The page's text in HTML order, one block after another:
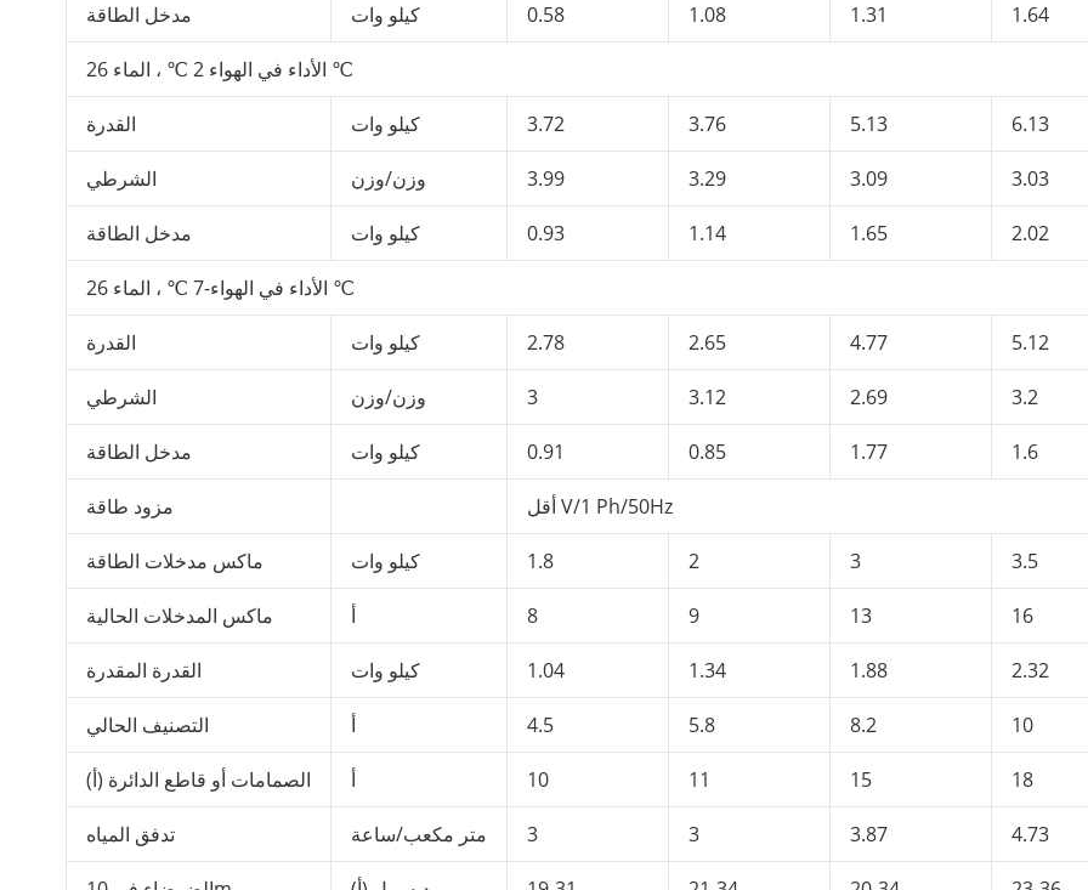
مدخل الطاقة كيلو وات 0.58 1.08 1.31 1.64
الأداء في الهواء 2 ℃ ، الماء 26 ℃
القدرة كيلو وات 3.72 3.76 5.13 6.13
الشرطي وزن/وزن 3.99 3.29 3.09 3.03
مدخل الطاقة كيلو وات 0.93 1.14 1.65 2.02
الأداء في الهواء-7 ℃ ، الماء 26 ℃
القدرة كيلو وات 2.78 2.65 4.77 5.12
الشرطي وزن/وزن 3 3.12 2.69 3.2
مدخل الطاقة كيلو وات 0.91 0.85 1.77 1.6
مزود طاقة أقل V/1 Ph/50Hz
ماكس مدخلات الطاقة كيلو وات 1.8 2 3 3.5
ماكس المدخلات الحالية أ 8 9 13 16
القدرة المقدرة كيلو وات 1.04 1.34 1.88 2.32
التصنيف الحالي أ 4.5 5.8 8.2 10
الصمامات أو قاطع الدائرة (أ) أ 10 11 15 18
تدفق المياه متر مكعب/ساعة 3 3 3.87 4.73